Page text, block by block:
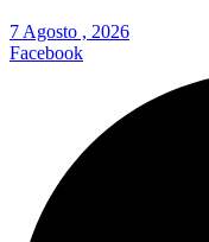
7 Agosto , 2026
Facebook